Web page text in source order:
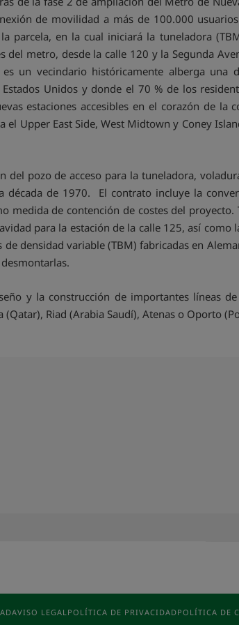
de movilidad a más de 100.000
parcela, en la cual iniciará la tuneladora
del metro, desde la calle 120 y la Segunda
es un vecindario históricamente alberga una
Unidos y donde el 70 % de los
estaciones accesibles en el corazón de
Upper East Side, West Midtown y Coney
del pozo de acceso para la tuneladora,
de 1970. El contrato incluye la
medida de contención de costes del
para la estación de la calle 125, así como
densidad variable (TBM) fabricadas en
y la construcción de importantes líneas
Riad (Arabia Saudí), Atenas o Oporto
AVISO LEGALPOLÍTICA DE PRIVACIDADPOLÍTICA DE